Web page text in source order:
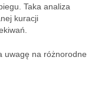
Taka analiza
kuracji
uwagę na różnorodne